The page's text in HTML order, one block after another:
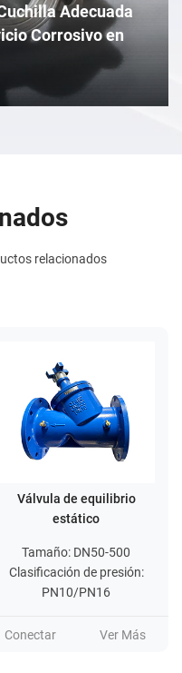
Adecuada
Corrosivo en
relacionados
Válvula de equilibrio
estático
Tamaño: DN50-500
Clasificación de presión:
PN10/PN16
Conectar Ver Más